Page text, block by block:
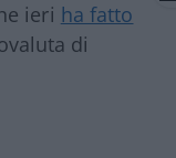
ieri ha fatto
di